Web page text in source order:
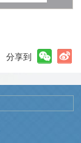
分享到